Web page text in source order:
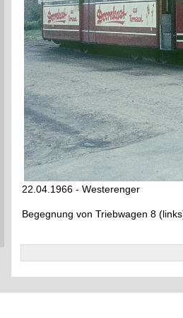
22.04.1966 - Westerenger
Begegnung von Triebwagen 8